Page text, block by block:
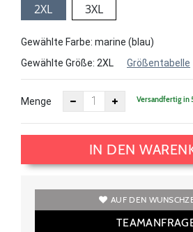
2XL
3XL
Gewählte Farbe: marine (blau)
Gewählte Größe: 2XL Größentabelle
Menge Versandfertig in
IN DEN
AUF DEN